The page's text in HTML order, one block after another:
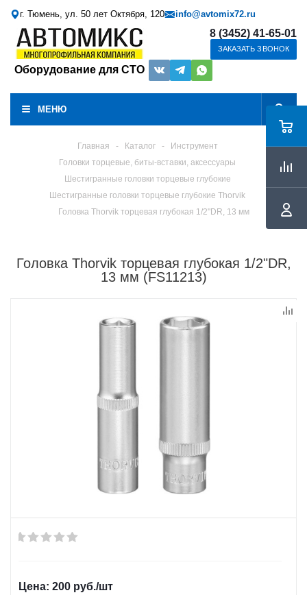
г. Тюмень, ул. 50 лет Октября, 120 info@avtomix72.ru
Оборудование для СТО
8 (3452) 41-65-01
ЗАКАЗАТЬ ЗВОНОК
МЕНЮ
Главная - Каталог -
Инструмент
Головки торцевые, биты-вставки, аксессуары
Шестигранные головки торцевые глубокие
Шестигранные головки торцевые глубокие Thorvik
Головка Thorvik торцевая глубокая 1/2"DR, 13 мм
Головка Thorvik торцевая глубокая 1/2"DR,
13 мм (FS11213)
200 руб./шт